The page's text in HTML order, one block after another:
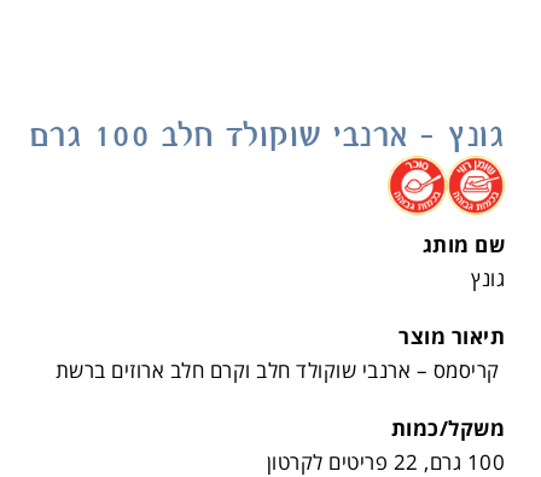
גונץ – ארנבי שוקולד חלב 100 גרם
.
.
שם מותג
גונץ
תיאור מוצר
קריסמס – ארנבי שוקולד חלב וקרם חלב ארוזים ברשת
משקל/כמות
100 גרם, 22 פריטים לקרטון